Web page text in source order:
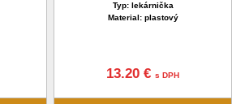
Typ: lekárnička
Material: plastový
13.20 €s DPH